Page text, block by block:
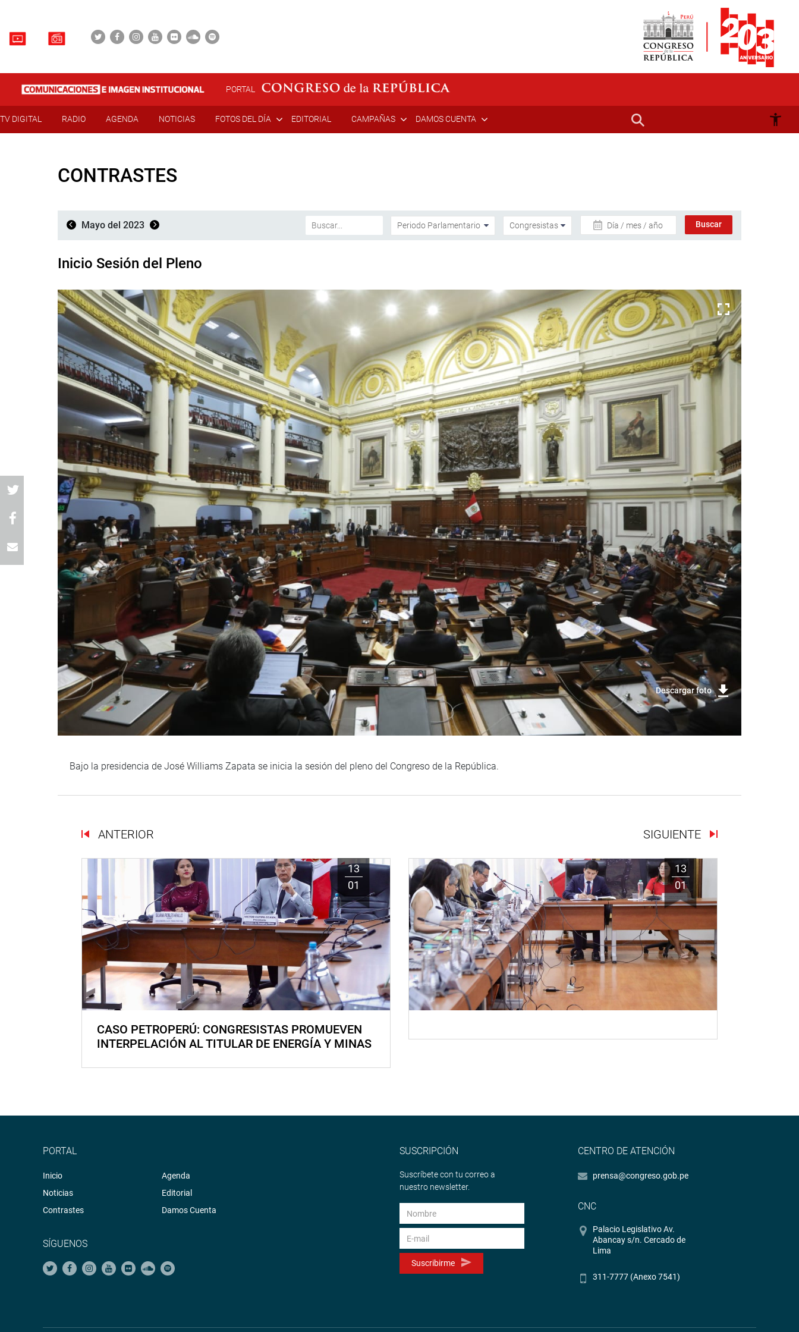
PORTAL
TV DIGITAL RADIO AGENDA NOTICIAS FOTOS DEL DÍA EDITORIAL CAMPAÑAS DAMOS CUENTA
CONTRASTES
Mayo del 2023 Día / mes / año
Inicio Sesión del Pleno
Descargar foto
Bajo la presidencia de José Williams Zapata se inicia la sesión del pleno del Congreso de la República.
ANTERIOR SIGUIENTE
13
01
CASO PETROPERÚ: CONGRESISTAS PROMUEVEN
INTERPELACIÓN AL TITULAR DE ENERGÍA Y MINAS
13
01
PORTAL
Inicio
Noticias
Contrastes
Agenda
Editorial
Damos Cuenta
SÍGUENOS
SUSCRIPCIÓN
Suscríbete con tu correo a
nuestro newsletter.
Suscribirme
CENTRO DE ATENCIÓN
prensa@congreso.gob.pe
CNC
Palacio Legislativo Av.
Abancay s/n. Cercado de
Lima
311-7777 (Anexo 7541)